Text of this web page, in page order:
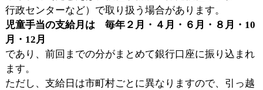
行政センターなど）で取り扱う場合があります。
児童手当の支給月は 毎年２月・４月・６月・８月・10
月・12月
であり、前回までの分がまとめて銀行口座に振り込まれ
ます。
ただし、支給日は市町村ごとに異なりますので、引っ越